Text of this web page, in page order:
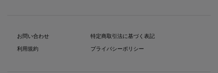
お問い合わせ
利用規約
特定商取引法に基づく表記
プライバシーポリシー